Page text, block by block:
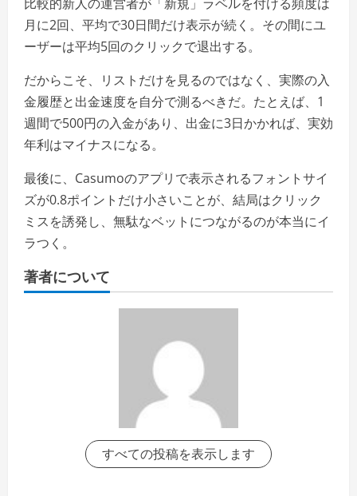
月に2回、平均で30日間だけ表示が続く。その間にユ
ーザーは平均5回のクリックで退出する。
だからこそ、リストだけを見るのではなく、実際の入
金履歴と出金速度を自分で測るべきだ。たとえば、1
週間で500円の入金があり、出金に3日かかれば、実効
年利はマイナスになる。
最後に、Casumoのアプリで表示されるフォントサイ
ズが0.8ポイントだけ小さいことが、結局はクリック
ミスを誘発し、無駄なベットにつながるのが本当にイ
ラつく。
著者について
すべての投稿を表示します